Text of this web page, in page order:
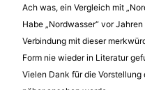
Ach was, ein Vergleich mit
Habe „Nordwasser“ vor
Verbindung mit dieser
Form nie wieder in Literatur
Vielen Dank für die